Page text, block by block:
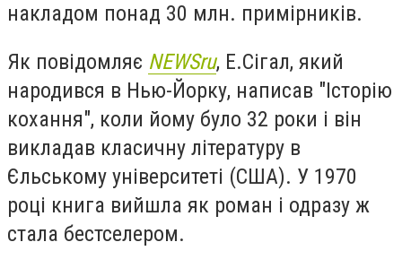
накладом понад 30 млн. примірників.
Як повідомляє NEWSru, Е.Сігал, який
народився в Нью-Йорку, написав "Історію
кохання", коли йому було 32 роки і він
викладав класичну літературу в
Єльському університеті (США). У 1970
році книга вийшла як роман і одразу ж
стала бестселером.